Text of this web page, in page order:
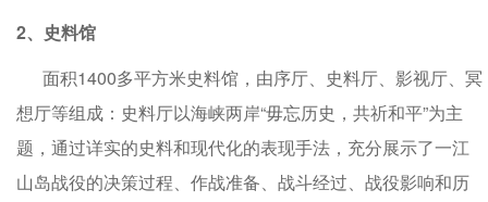
2、史料馆
面积1400多平方米史料馆，由序厅、史料厅、影视厅、冥
想厅等组成：史料厅以海峡两岸“毋忘历史，共祈和平”为主
题，通过详实的史料和现代化的表现手法，充分展示了一江
山岛战役的决策过程、作战准备、战斗经过、战役影响和历